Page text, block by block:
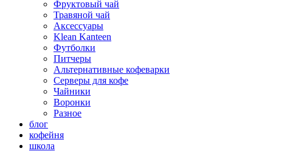
Фруктовый чай
Травяной чай
Аксессуары
Klean Kanteen
Футболки
Питчеры
Альтернативные кофеварки
Серверы для кофе
Чайники
Воронки
Разное
блог
кофейня
школа